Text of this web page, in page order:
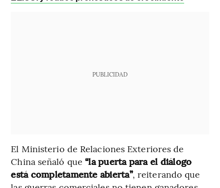
PUBLICIDAD
El Ministerio de Relaciones Exteriores de
China señaló que“la puerta para el diálogo
está completamente abierta”, reiterando que